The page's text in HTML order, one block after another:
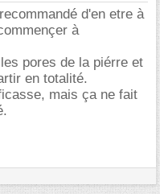
d'en etre à
à
pores de la piérre et
en totalité.
mais ça ne fait